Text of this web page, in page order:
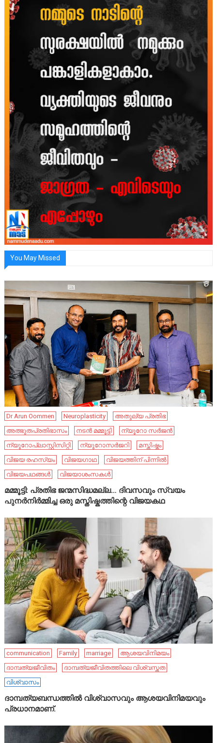
You May Missed
Dr Arun Oommen Neuroplasticity
അതുല്യ പ്രതിഭ
അത്ഭുതപ്രതിഭാസം
നടൻ മമ്മൂട്ടി
ന്യൂറോ സർജൻ
ന്യൂറോപ്ലാസ്റ്റിസിറ്റി
ന്യൂറോസർജറി
മസ്തിഷ്കം
വിജയ രഹസ്യം
വിജയഗാഥ
വിജയത്തിന് പിന്നിൽ
വിജയപഥങ്ങൾ
വിജയാശംസകൾ
മമ്മൂട്ടി: പ്രതിഭ ജന്മസിദ്ധമല്ല… ദിവസവും സ്വയം
പുനർനിർമ്മിച്ച ഒരു മസ്തിഷ്കത്തിന്റെ വിജയകഥ
communication Family marriage
ആശയവിനിമയം
ദാമ്പത്യജീവിതം
ദാമ്പത്യജീവിതത്തിലെ വിശ്വസ്തത
വിശ്വാസം
ദാമ്പത്യബന്ധത്തിൽ വിശ്വാസവും ആശയവിനിമയവും
പ്രധാനമാണ്.